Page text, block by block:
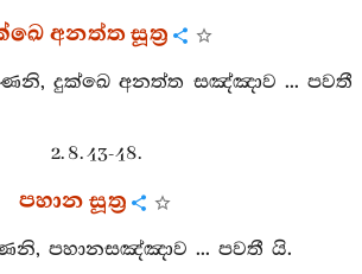
අනත්ත සූත්‍ර
දුක්ඛෙ අනත්ත සඤ්ඤාව ... පවතී
2. 8. 43-48.
පහාන සූත්‍ර
පහානසඤ්ඤාව ... පවතී යි.